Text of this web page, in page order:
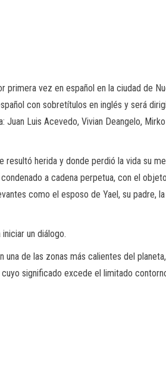
primera vez en español en la ciudad de
con sobretítulos en inglés y será
Luis Acevedo, Vivian Deangelo, Mirko
resultó herida y donde perdió la vida su
a cadena perpetua, con el
como el esposo de Yael, su padre,
un diálogo.
una de las zonas más calientes del
significado excede el limitado